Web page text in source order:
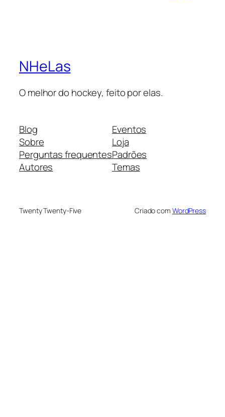
NHeLas
O melhor do hockey, feito por elas.
Blog
Sobre
Perguntas frequentes
Autores
Eventos
Loja
Padrões
Temas
Twenty Twenty-Five Criado com WordPress